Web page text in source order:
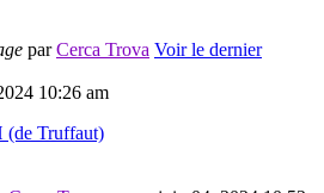
parCerca Trova Voir le dernier
10:26 am
(de Truffaut)